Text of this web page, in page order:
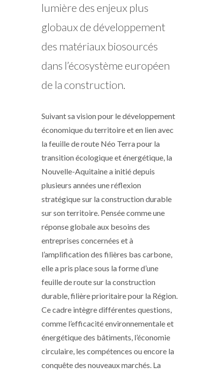
lumière des enjeux plus
globaux de développement
des matériaux biosourcés
dans l’écosystème européen
de la construction.
Suivant sa vision pour le développement
économique du territoire et en lien avec
la feuille de route Néo Terra pour la
transition écologique et énergétique, la
Nouvelle-Aquitaine a initié depuis
plusieurs années une réflexion
stratégique sur la construction durable
sur son territoire. Pensée comme une
réponse globale aux besoins des
entreprises concernées et à
l’amplification des filières bas carbone,
elle a pris place sous la forme d’une
feuille de route sur la construction
durable, filière prioritaire pour la Région.
Ce cadre intègre différentes questions,
comme l’efficacité environnementale et
énergétique des bâtiments, l’économie
circulaire, les compétences ou encore la
conquête des nouveaux marchés. La